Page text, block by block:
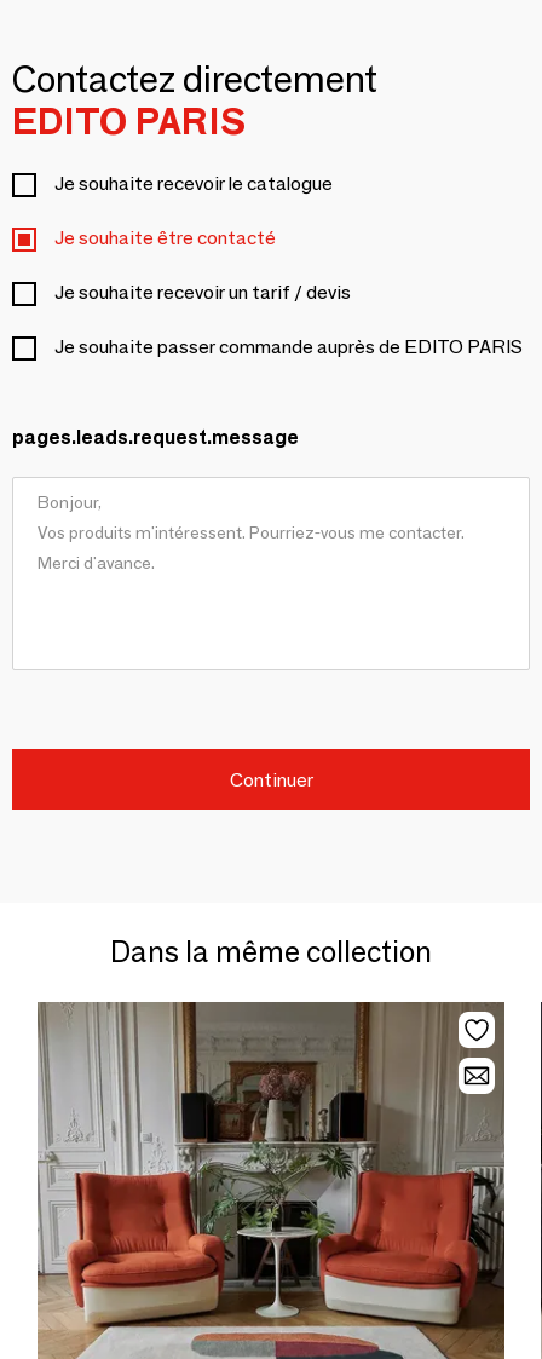
Contactez directement
EDITO PARIS
Je souhaite recevoir le catalogue
Je souhaite être contacté
Je souhaite recevoir un tarif / devis
Je souhaite passer commande auprès de EDITO PARIS
pages.leads.request.message
Continuer
Dans la même collection